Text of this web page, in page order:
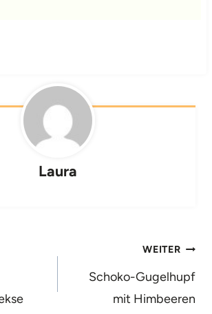
Laura
WEITER
Schoko-Gugelhupf
mit Himbeeren